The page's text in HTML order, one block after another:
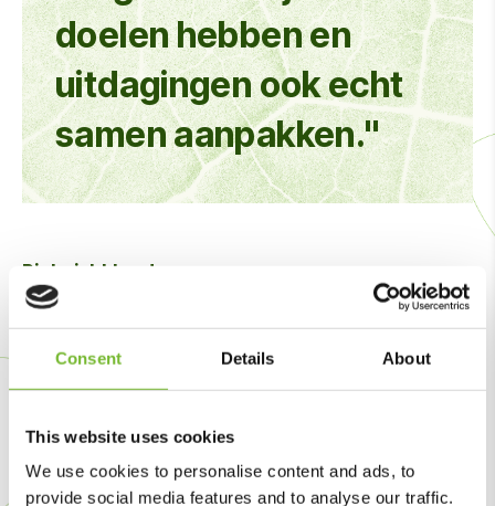
Consent Details About
This website uses cookies
We use cookies to personalise content and ads, to
provide social media features and to analyse our traffic.
doelen hebben en
uitdagingen ook echt
samen aanpakken."
Picknickkleed
Voor Jules is dat ook de kern van zijn werk. “Als op een
mooie lentedag een gazon er strak bij ligt en mensen er
met een picknickkleed kunnen neerstrijken, dan klopt het
plaatje. Dan zie je dat de samenwerking direct bijdraagt
aan leefbaarheid en tevredenheid. Daar doen we het
lessen getrokken uit situaties die beter konden, en die